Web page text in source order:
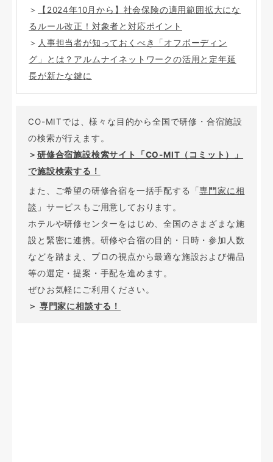
＞
【2024年10月から】社会保険の適用範囲拡大にな
るルール改正！対象者と対応ポイント
＞ 人事担当者が知っておくべき「オフボーディン
グ」とは？アルムナイネットワークの活用と定年延
長が新たな鍵に
CO-MITでは、様々な目的から全国で研修・合宿施設
の検索が行えます。
＞研修合宿施設検索サイト「CO-MIT（コミット）」
で施設検索する！
また、ご希望の研修合宿を一括手配する「専門家に相
談 」サービスもご用意しております。
ホテルや研修センターをはじめ、全国のさまざまな施
設と緊密に連携。研修や合宿の目的・日時・参加人数
などを踏まえ、プロの視点から最適な施設および備品
等の選定・提案・手配を進めます。
ぜひお気軽にご利用ください。
＞ 専門家に相談する！